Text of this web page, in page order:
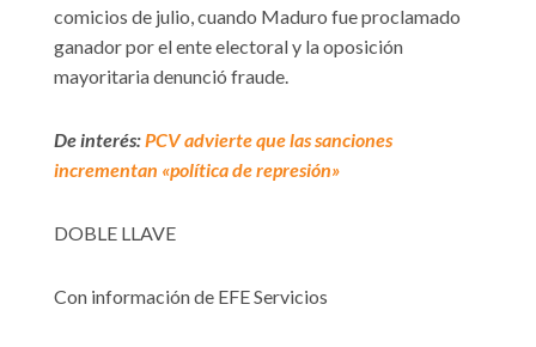
comicios de julio, cuando Maduro fue proclamado
ganador por el ente electoral y la oposición
mayoritaria denunció fraude.
De interés:PCV advierte que las sanciones
incrementan «política de represión»
DOBLE LLAVE
Con información de EFE Servicios